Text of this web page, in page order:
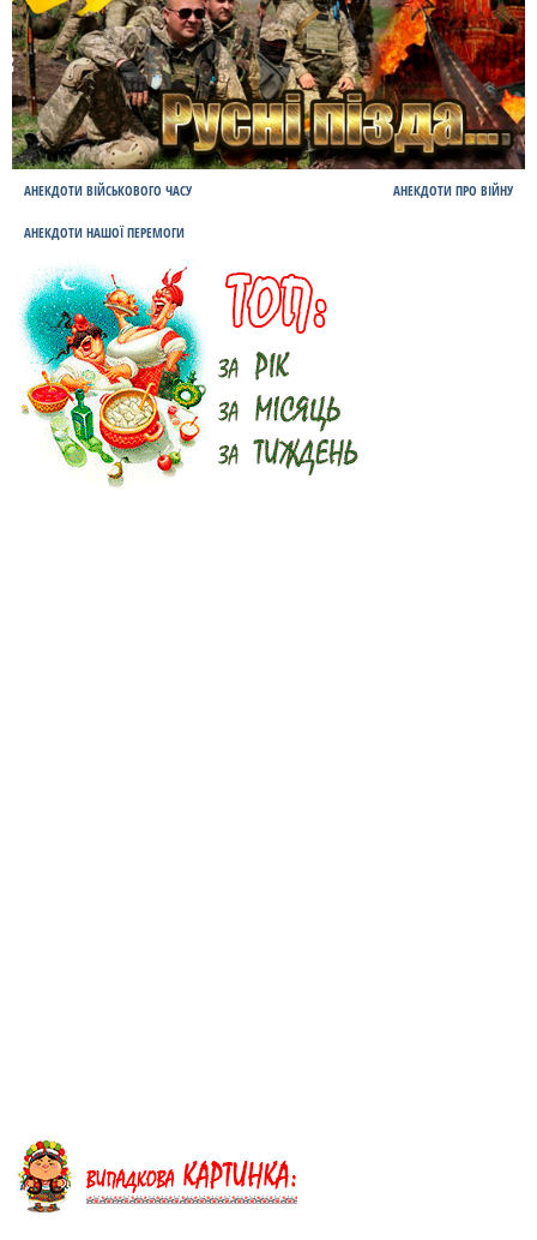
АНЕКДОТИ ВІЙСЬКОВОГО ЧАСУ АНЕКДОТИ ПРО ВІЙНУ
АНЕКДОТИ НАШОЇ ПЕРЕМОГИ